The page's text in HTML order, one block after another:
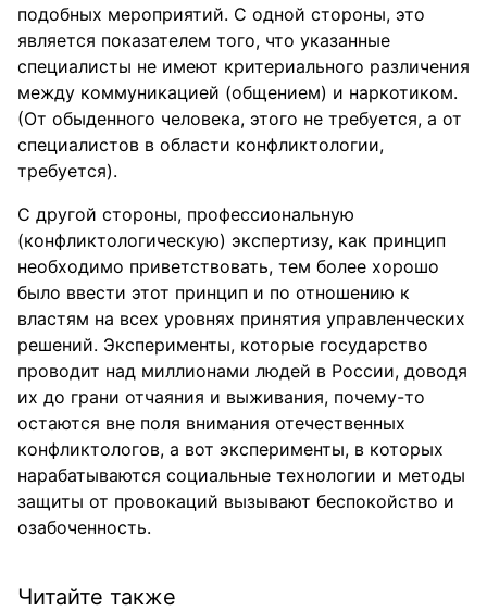
подобных мероприятий. С одной стороны, это
является показателем того, что указанные
специалисты не имеют критериального различения
между коммуникацией (общением) и наркотиком.
(От обыденного человека, этого не требуется, а от
специалистов в области конфликтологии,
требуется).
С другой стороны, профессиональную
(конфликтологическую) экспертизу, как принцип
необходимо приветствовать, тем более хорошо
было ввести этот принцип и по отношению к
властям на всех уровнях принятия управленческих
решений. Эксперименты, которые государство
проводит над миллионами людей в России, доводя
их до грани отчаяния и выживания, почему-то
остаются вне поля внимания отечественных
конфликтологов, а вот эксперименты, в которых
нарабатываются социальные технологии и методы
защиты от провокаций вызывают беспокойство и
озабоченность.
Читайте также